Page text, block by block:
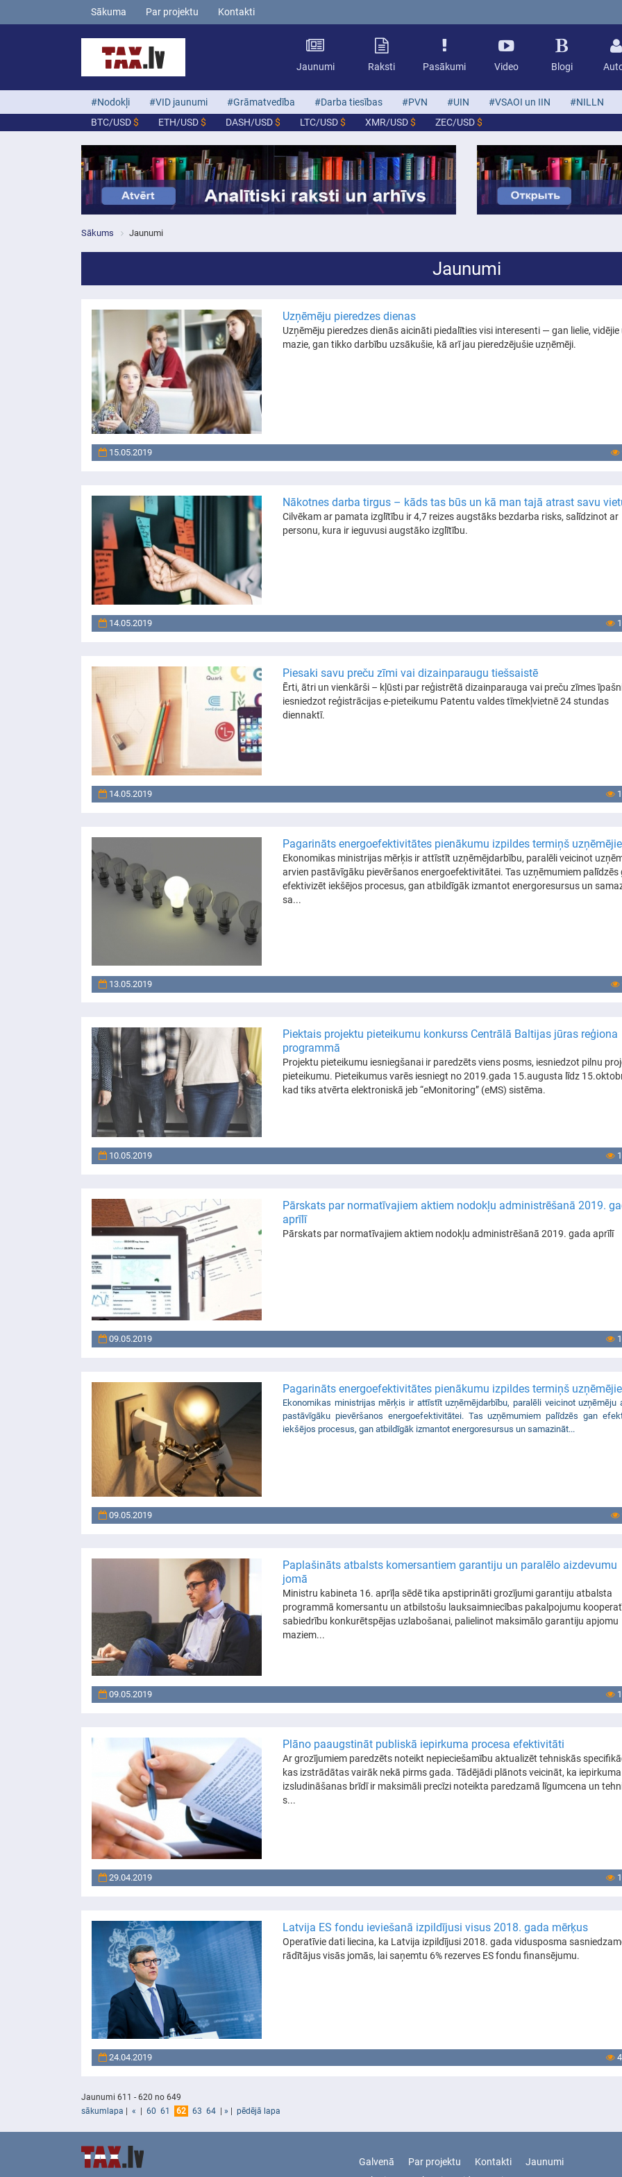
Sākuma Par projektu Kontakti
Jaunumi Raksti Pasākumi Video Blogi
#Nodokļi #VID jaunumi #Grāmatvedība #Darba tiesības #PVN #UIN #VSAOI un IIN #NILLN
BTC/USD$ ETH/USD$ DASH/USD$ LTC/USD$ XMR/USD$ ZEC/USD$
Sākums Jaunumi
Jaunumi
Uzņēmēju pieredzes dienas
Uzņēmēju pieredzes dienās aicināti piedalīties visi interesenti — gan lielie, vidējie
mazie, gan tikko darbību uzsākušie, kā arī jau pieredzējušie uzņēmēji.
15.05.2019
Nākotnes darba tirgus – kāds tas būs un kā man tajā atrast savu
Cilvēkam ar pamata izglītību ir 4,7 reizes augstāks bezdarba risks, salīdzinot ar
personu, kura ir ieguvusi augstāko izglītību.
14.05.2019
Piesaki savu preču zīmi vai dizainparaugu tiešsaistē
Ērti, ātri un vienkārši – kļūsti par reģistrētā dizainparauga vai preču zīmes
iesniedzot reģistrācijas e-pieteikumu Patentu valdes tīmekļvietnē 24 stundas
diennaktī.
14.05.2019
Pagarināts energoefektivitātes pienākumu izpildes termiņš
Ekonomikas ministrijas mērķis ir attīstīt uzņēmējdarbību, paralēli veicinot
arvien pastāvīgāku pievēršanos energoefektivitātei. Tas uzņēmumiem palīdzēs
efektivizēt iekšējos procesus, gan atbildīgāk izmantot energoresursus un
sa...
13.05.2019
Piektais projektu pieteikumu konkurss Centrālā Baltijas jūras reģiona
programmā
Projektu pieteikumu iesniegšanai ir paredzēts viens posms, iesniedzot pilnu
pieteikumu. Pieteikumus varēs iesniegt no 2019.gada 15.augusta līdz
kad tiks atvērta elektroniskā jeb “eMonitoring” (eMS) sistēma.
10.05.2019
Pārskats par normatīvajiem aktiem nodokļu administrēšanā 2019.
aprīlī
Pārskats par normatīvajiem aktiem nodokļu administrēšanā 2019. gada aprīlī
09.05.2019
Pagarināts energoefektivitātes pienākumu izpildes termiņš
Ekonomikas ministrijas mērķis ir attīstīt uzņēmējdarbību, paralēli veicinot uzņēmēju
pastāvīgāku pievēršanos energoefektivitātei. Tas uzņēmumiem palīdzēs gan
iekšējos procesus, gan atbildīgāk izmantot energoresursus un samazināt...
09.05.2019
Paplašināts atbalsts komersantiem garantiju un paralēlo aizdevumu
jomā
Ministru kabineta 16. aprīļa sēdē tika apstiprināti grozījumi garantiju atbalsta
programmā komersantu un atbilstošu lauksaimniecības pakalpojumu
sabiedrību konkurētspējas uzlabošanai, palielinot maksimālo garantiju apjomu
maziem...
09.05.2019
Plāno paaugstināt publiskā iepirkuma procesa efektivitāti
Ar grozījumiem paredzēts noteikt nepieciešamību aktualizēt tehniskās
kas izstrādātas vairāk nekā pirms gada. Tādējādi plānots veicināt, ka iepirkuma
izsludināšanas brīdī ir maksimāli precīzi noteikta paredzamā līgumcena un
s...
29.04.2019
Latvija ES fondu ieviešanā izpildījusi visus 2018. gada mērķus
Operatīvie dati liecina, ka Latvija izpildījusi 2018. gada vidusposma
rādītājus visās jomās, lai saņemtu 6% rezerves ES fondu finansējumu.
24.04.2019
Jaunumi 611 - 620 no 649
sākumlapa
« 60 61 62 63 64 » pēdējā lapa
Galvenā Par projektu Kontakti
Jaunumi